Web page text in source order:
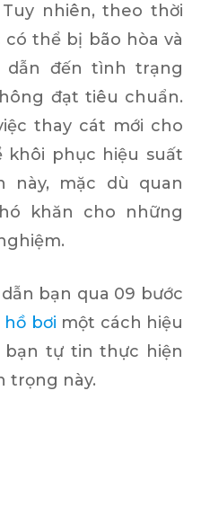
nhiên, theo thời
thể bị bão hòa và
dẫn đến tình trạng
đạt tiêu chuẩn.
thay cát mới cho
khôi phục hiệu suất
này, mặc dù quan
khăn cho những
bạn qua 09 bước
hồ bơi một cách hiệu
bạn tự tin thực hiện
trọng này.